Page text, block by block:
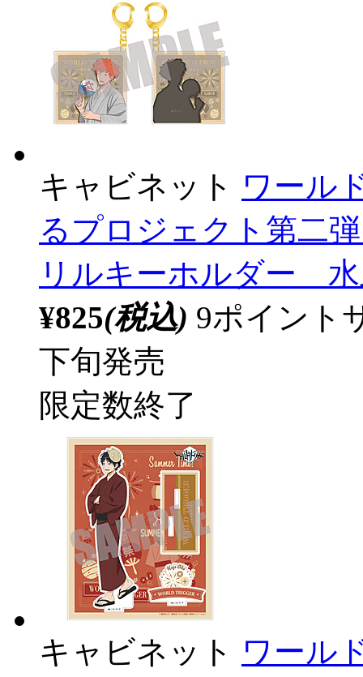
キャビネット ワール
るプロジェクト第二
リルキーホルダー
¥825(税込) 9ポイント
下旬発売
限定数終了
キャビネット ワール